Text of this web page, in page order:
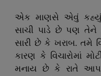
એક માણસે એવું
સાચી પાડે છે પણ તેને
સારી છે કે ખરાબ. તમે
કારણ કે વિચારોમાં
મનાય છે કે રાતે આપણે